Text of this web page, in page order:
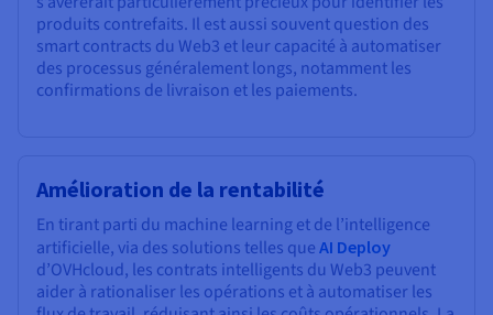
produits contrefaits. Il est aussi souvent question des
smart contracts du Web3 et leur capacité à automatiser
des processus généralement longs, notamment les
confirmations de livraison et les paiements.
Amélioration de la rentabilité
En tirant parti du machine learning et de l’intelligence
artificielle, via des solutions telles que AI Deploy
d’OVHcloud, les contrats intelligents du Web3 peuvent
aider à rationaliser les opérations et à automatiser les